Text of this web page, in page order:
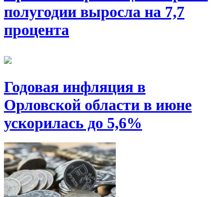
полугодии выросла на 7,7
процента
Годовая инфляция в
Орловской области в июне
ускорилась до 5,6%